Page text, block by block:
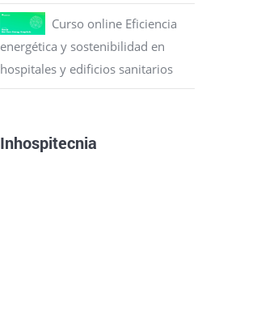
Curso online Eficiencia
energética y sostenibilidad en
hospitales y edificios sanitarios
Inhospitecnia